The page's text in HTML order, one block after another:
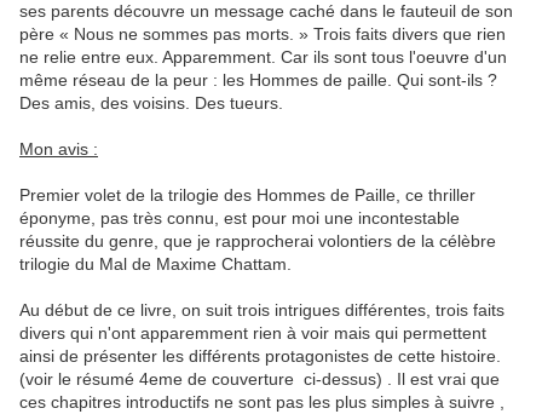
ses parents découvre un message caché dans le fauteuil de son
père « Nous ne sommes pas morts. » Trois faits divers que rien
ne relie entre eux. Apparemment. Car ils sont tous l'oeuvre d'un
même réseau de la peur : les Hommes de paille. Qui sont-ils ?
Des amis, des voisins. Des tueurs.
Mon avis :
Premier volet de la trilogie des Hommes de Paille, ce thriller
éponyme, pas très connu, est pour moi une incontestable
réussite du genre, que je rapprocherai volontiers de la célèbre
trilogie du Mal de Maxime Chattam.
Au début de ce livre, on suit trois intrigues différentes, trois faits
divers qui n'ont apparemment rien à voir mais qui permettent
ainsi de présenter les différents protagonistes de cette histoire.
(voir le résumé 4eme de couverture ci-dessus) . Il est vrai que
ces chapitres introductifs ne sont pas les plus simples à suivre ,